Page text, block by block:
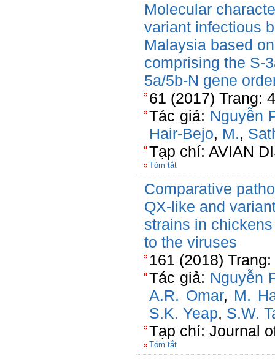
Molecular
variant infectious
Malaysia based
comprising the S-
5a/5b-N gene
61 (2017) Trang:
Tác giả: Nguyễn
Hair-Bejo, M.,
Tạp chí: AVIAN
Tóm tắt
Comparative
QX-like and
strains in
to the viruses
161 (2018)
Tác giả: Nguyễn
A.R. Omar, M.
S.K. Yeap, S.W.
Tạp chí: Journal
Tóm tắt